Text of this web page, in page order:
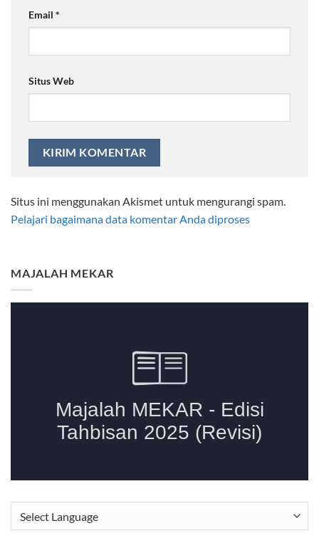
MAJALAH MEKAR
Email *
Situs Web
Situs ini menggunakan Akismet untuk mengurangi spam.
Pelajari bagaimana data komentar Anda diproses